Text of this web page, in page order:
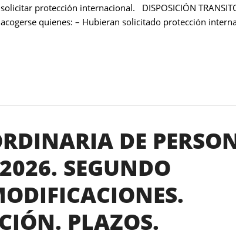
protección internacional. DISPOSICIÓN
quienes: – Hubieran solicitado protección
DE
SEGUNDO
PLAZOS.